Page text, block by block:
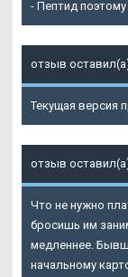
- Пептид
отзыв
Текущая версия
отзыв
Что не нужно
бросишь им
медленнее.
начальному